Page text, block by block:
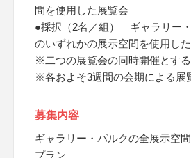
間を使用した展覧会
●採択（2名／組） ギャラリー
のいずれかの展示空間を使用し
※二つの展覧会の同時開催とする
※各およそ3週間の会期による展
募集内容
ギャラリー・パルクの全展示空
プラン